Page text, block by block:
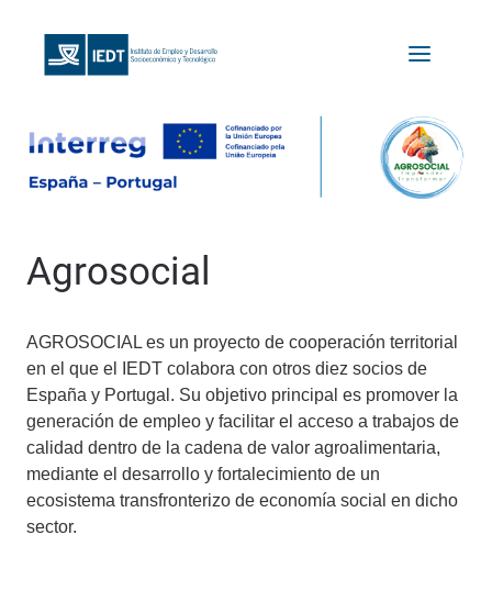
Agrosocial
AGROSOCIAL es un proyecto de cooperación territorial
en el que el IEDT colabora con otros diez socios de
España y Portugal. Su objetivo principal es promover la
generación de empleo y facilitar el acceso a trabajos de
calidad dentro de la cadena de valor agroalimentaria,
mediante el desarrollo y fortalecimiento de un
ecosistema transfronterizo de economía social en dicho
sector.